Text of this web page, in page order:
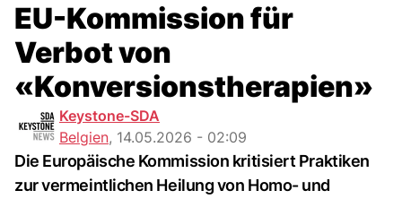
EU-Kommission für
Verbot von
«Konversionstherapien»
Keystone-SDA
Belgien, 14.05.2026 - 02:09
Die Europäische Kommission kritisiert Praktiken
zur vermeintlichen Heilung von Homo- und